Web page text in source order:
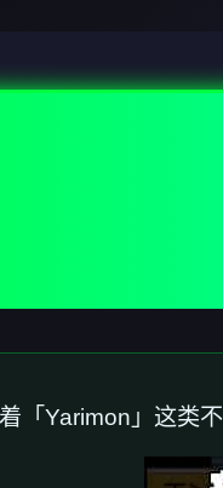
「Yarimon」这类